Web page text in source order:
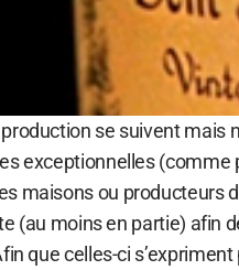
se suivent mais
exceptionnelles (comme
maisons ou producteurs
(au moins en partie) afin
que celles-ci